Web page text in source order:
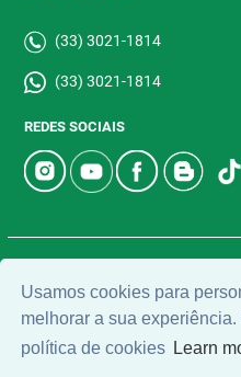
Usamos cookies para
melhorar a sua
política de cookies Learn
(33) 3021-1814
(33) 3021-1814
REDES SOCIAIS
Software.